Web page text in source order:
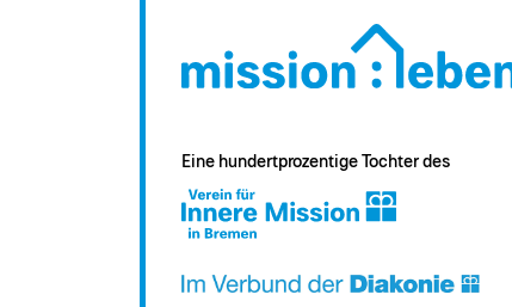
Eine hundertprozentige Tochter des